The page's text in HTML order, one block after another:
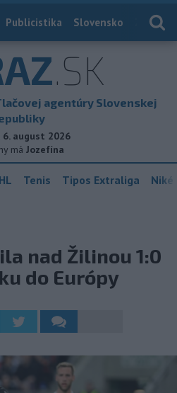
Publicistika Slovensko
.SK
agentúry Slovenskej
6. august 2026
má Jozefína
Tenis Tipos Extraliga
nad Žilinou 1:0
do Európy